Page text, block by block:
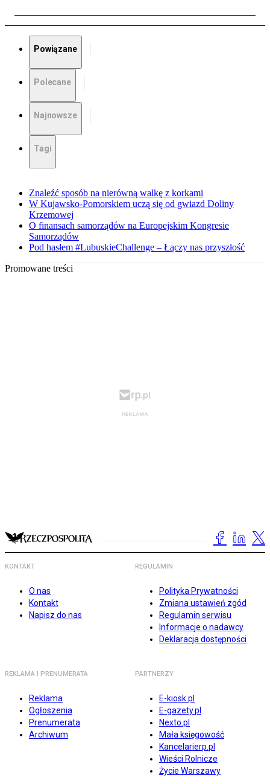
Powiązane
Polecane
Najnowsze
Tagi
Znaleźć sposób na nierówną walkę z korkami
W Kujawsko-Pomorskiem uczą się od gwiazd Doliny
Krzemowej
O finansach samorządów na Europejskim Kongresie
Samorządów
Pod hasłem #LubuskieChallenge – Łączy nas przyszłość
Promowane treści
KONTAKT
O nas
Kontakt
Napisz do nas
REGULAMIN
Polityka Prywatności
Zmiana ustawień zgód
Regulamin serwisu
Informacje o nadawcy
Deklaracja dostępności
REKLAMA I PRENUMERATA
Reklama
Ogłoszenia
Prenumerata
Archiwum
PARTNERZY
E-kiosk.pl
E-gazety.pl
Nexto.pl
Mała księgowość
Kancelarierp.pl
Wieści Rolnicze
Życie Warszawy